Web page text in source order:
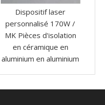
Dispositif laser
personnalisé 170W /
MK Pièces d'isolation
en céramique en
aluminium en aluminium